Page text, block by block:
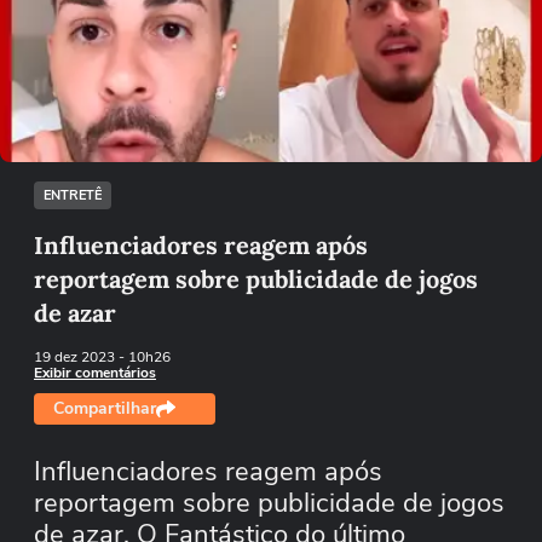
Não foi possível reproduzir o vídeo
Tentar novamente
ENTRETÊ
Influenciadores reagem após
reportagem sobre publicidade de jogos
de azar
19 dez 2023- 10h26
Exibir comentários
Compartilhar
Influenciadores reagem após
reportagem sobre publicidade de jogos
de azar. O Fantástico do último